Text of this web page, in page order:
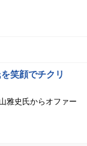
笑顔でチクリ
雅史氏からオファー